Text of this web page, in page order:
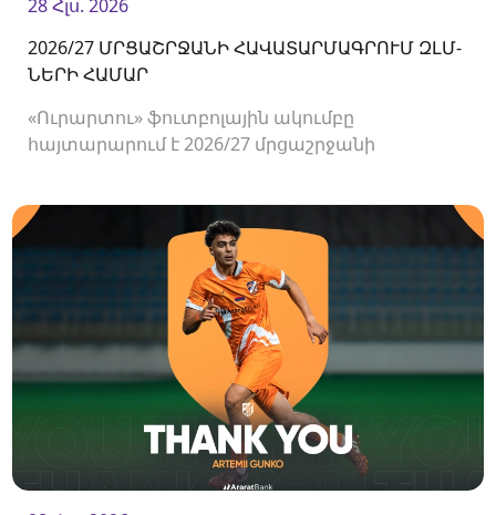
28 Հլս. 2026
2026/27 ՄՐՑԱՇՐՋԱՆԻ ՀԱՎԱՏԱՐՄԱԳՐՈՒՄ ԶԼՄ-
ՆԵՐԻ ՀԱՄԱՐ
«Ուրարտու» ֆուտբոլային ակումբը
հայտարարում է 2026/27 մրցաշրջանի
մեկնարկի մասին։